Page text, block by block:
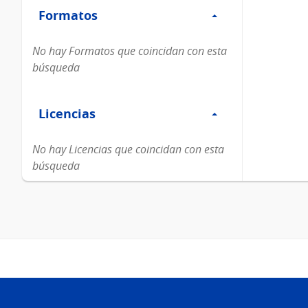
Formatos
Formatos
No hay Formatos que coincidan con esta
búsqueda
Licencias
Licencias
No hay Licencias que coincidan con esta
búsqueda